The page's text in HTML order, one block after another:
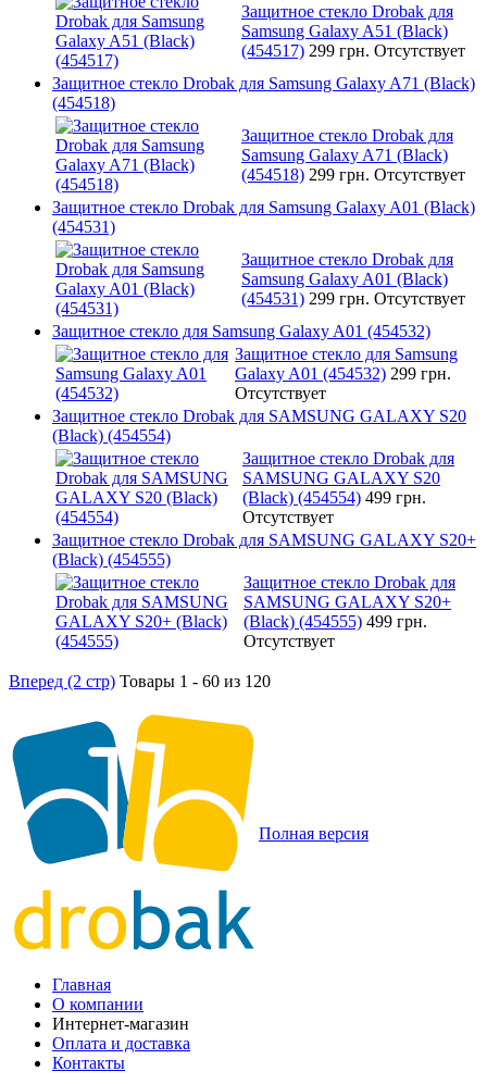
Защитное стекло Drobak для
Samsung Galaxy A51 (Black)
(454517) 299 грн. Отсутствует
Защитное стекло Drobak для Samsung Galaxy A71 (Black)
(454518)
Защитное стекло Drobak для
Samsung Galaxy A71 (Black)
(454518) 299 грн. Отсутствует
Защитное стекло Drobak для Samsung Galaxy A01 (Black)
(454531)
Защитное стекло Drobak для
Samsung Galaxy A01 (Black)
(454531) 299 грн. Отсутствует
Защитное стекло для Samsung Galaxy A01 (454532)
Защитное стекло для Samsung
Galaxy A01 (454532) 299 грн.
Отсутствует
Защитное стекло Drobak для SAMSUNG GALAXY S20
(Black) (454554)
Защитное стекло Drobak для
SAMSUNG GALAXY S20
(Black) (454554) 499 грн.
Отсутствует
Защитное стекло Drobak для SAMSUNG GALAXY S20+
(Black) (454555)
Защитное стекло Drobak для
SAMSUNG GALAXY S20+
(Black) (454555) 499 грн.
Отсутствует
Вперед (2 стр) Товары 1 - 60 из 120
Полная версия
Главная
О компании
Интернет-магазин
Оплата и доставка
Контакты